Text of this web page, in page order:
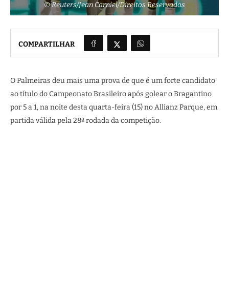
© Reuters/Jean Carniel/Direitos Reservados
COMPARTILHAR
O Palmeiras deu mais uma prova de que é um forte candidato
ao título do Campeonato Brasileiro após golear o Bragantino
por 5 a 1, na noite desta quarta-feira (15) no Allianz Parque, em
partida válida pela 28ª rodada da competição.